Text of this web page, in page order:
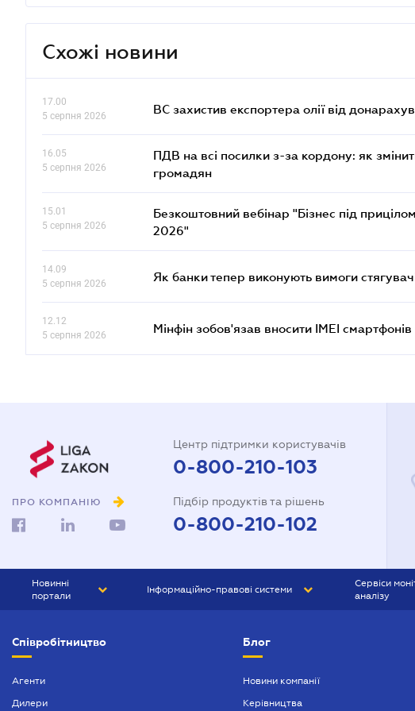
Схожі новини
17.00
5 серпня 2026
ВС захистив експортера олії від
16.05
5 серпня 2026
ПДВ на всі посилки з-за кордону: як
громадян
15.01
5 серпня 2026
Безкоштовний вебінар "Бізнес під
2026"
14.09
5 серпня 2026
Як банки тепер виконують вимоги
12.12
5 серпня 2026
Мінфін зобов'язав вносити IMEI
ПРО КОМПАНІЮ
Центр підтримки користувачів
0-800-210-103
Підбір продуктів та рішень
0-800-210-102
Новинні
портали
БІЗНЕС
Інформаційно-правові системи
БУХГАЛТЕР ПРОФ
Сервіси
аналізу
Співробітництво
Агенти
Дилери
Блог
Новини компанії
Керівництва